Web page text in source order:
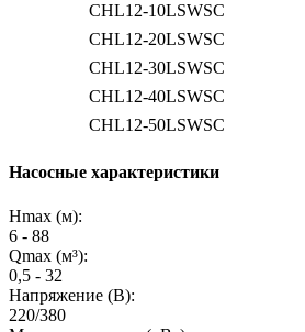
CHL12-10LSWSC
CHL12-20LSWSC
CHL12-30LSWSC
CHL12-40LSWSC
CHL12-50LSWSC
Насосные характеристики
Hmax (м):
6 - 88
Qmax (м³):
0,5 - 32
Напряжение (В):
220/380